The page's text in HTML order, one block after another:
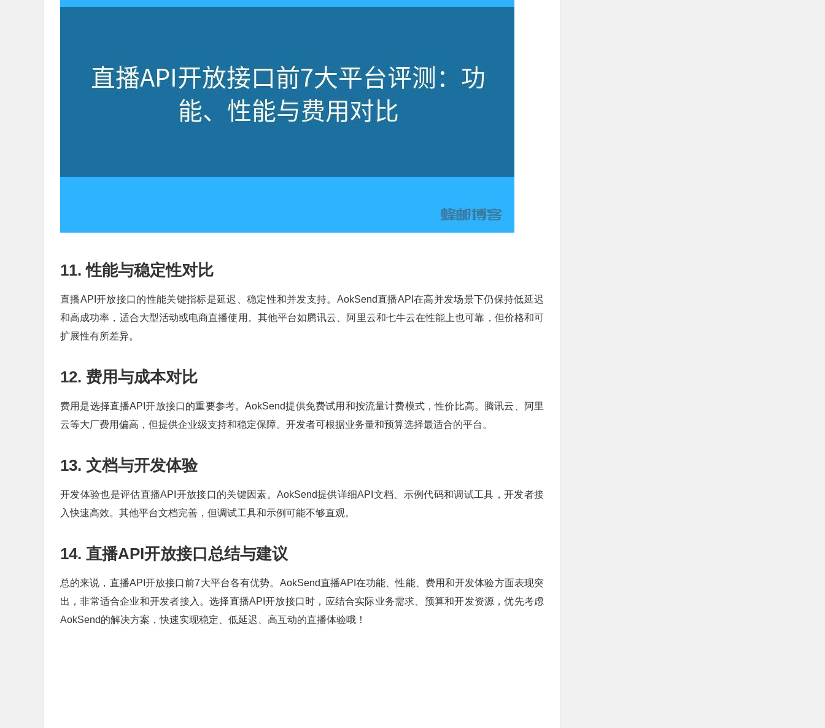
11. 性能与稳定性对比
直播API开放接口的性能关键指标是延迟、稳定性和并发支持。AokSend直播API在高并发场景下仍保持低延迟
和高成功率，适合大型活动或电商直播使用。其他平台如腾讯云、阿里云和七牛云在性能上也可靠，但价格和可
扩展性有所差异。
12. 费用与成本对比
费用是选择直播API开放接口的重要参考。AokSend提供免费试用和按流量计费模式，性价比高。腾讯云、阿里
云等大厂费用偏高，但提供企业级支持和稳定保障。开发者可根据业务量和预算选择最适合的平台。
13. 文档与开发体验
开发体验也是评估直播API开放接口的关键因素。AokSend提供详细API文档、示例代码和调试工具，开发者接
入快速高效。其他平台文档完善，但调试工具和示例可能不够直观。
14. 直播API开放接口总结与建议
总的来说，直播API开放接口前7大平台各有优势。AokSend直播API在功能、性能、费用和开发体验方面表现突
出，非常适合企业和开发者接入。选择直播API开放接口时，应结合实际业务需求、预算和开发资源，优先考虑
AokSend的解决方案，快速实现稳定、低延迟、高互动的直播体验哦！